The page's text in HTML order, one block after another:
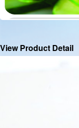
View Product Detail